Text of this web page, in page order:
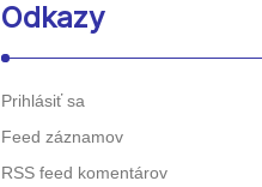
Odkazy
Prihlásiť sa
Feed záznamov
RSS feed komentárov